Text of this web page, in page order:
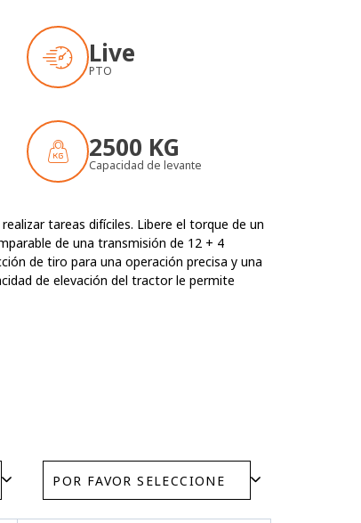
Live
PTO
2500 KG
Capacidad de levante
tareas difíciles. Libere el torque de un
de una transmisión de 12 + 4
de tiro para una operación precisa y una
de elevación del tractor le permite